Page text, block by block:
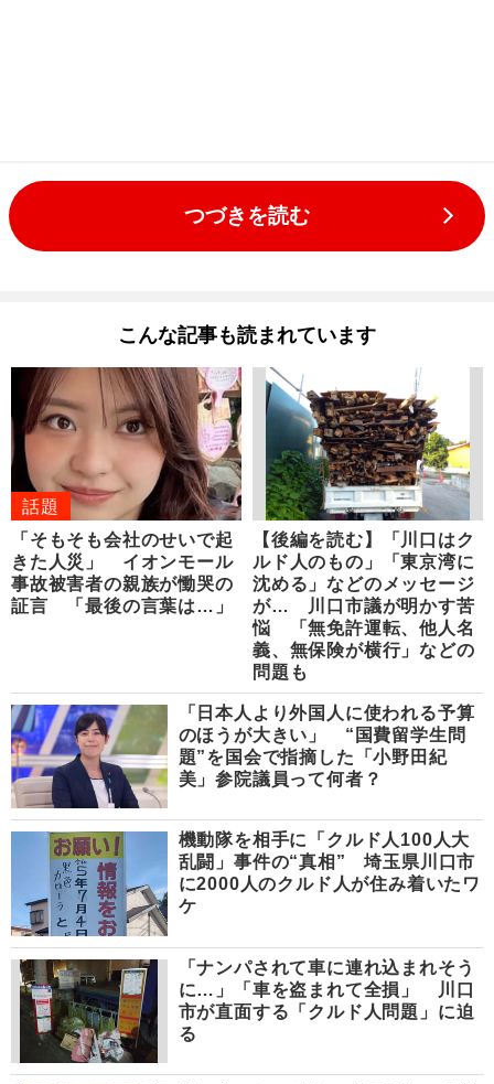
つづきを読む
こんな記事も読まれています
話題
「そもそも会社のせいで起
きた人災」 イオンモール
事故被害者の親族が慟哭の
証言 「最後の言葉は…」
【後編を読む】「川口はク
ルド人のもの」「東京湾に
沈める」などのメッセージ
が… 川口市議が明かす苦
悩 「無免許運転、他人名
義、無保険が横行」などの
問題も
「日本人より外国人に使われる予算
のほうが大きい」 “国費留学生問
題”を国会で指摘した「小野田紀
美」参院議員って何者？
機動隊を相手に「クルド人100人大
乱闘」事件の“真相” 埼玉県川口市
に2000人のクルド人が住み着いたワ
ケ
「ナンパされて車に連れ込まれそう
に…」「車を盗まれて全損」 川口
市が直面する「クルド人問題」に迫
る